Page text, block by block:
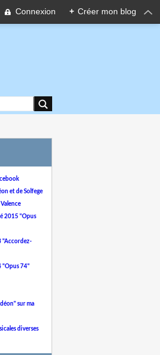
Connexion + Créer mon blog
et de Solfege
2015 "Opus
"Accordez-
"Opus 74"
sur ma
diverses